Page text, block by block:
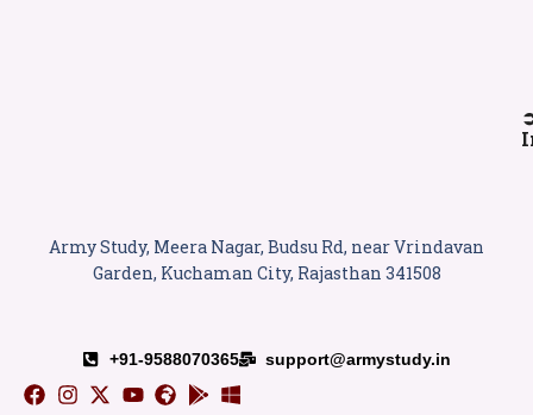
Army Study, Meera Nagar, Budsu Rd, near Vrindavan
Garden, Kuchaman City, Rajasthan 341508
+91-9588070365 support@armystudy.in